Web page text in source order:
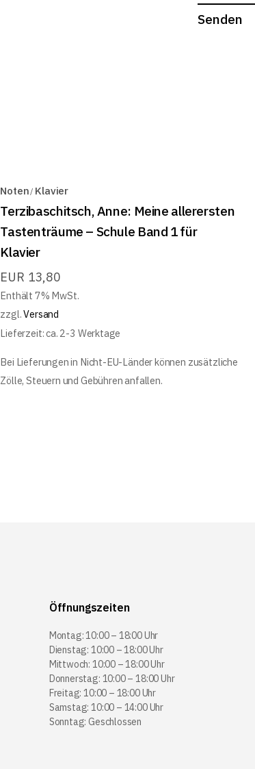
Senden
Noten Klavier
Terzibaschitsch, Anne: Meine allerersten
Tastenträume – Schule Band 1 für
Klavier
EUR 13,80
Enthält 7% MwSt.
zzgl.Versand
Lieferzeit: ca. 2-3 Werktage
Bei Lieferungen in Nicht-EU-Länder können zusätzliche
Zölle, Steuern und Gebühren anfallen.
Öffnungszeiten
Montag: 10:00 – 18:00 Uhr
Dienstag: 10:00 – 18:00 Uhr
Mittwoch: 10:00 – 18:00 Uhr
Donnerstag: 10:00 – 18:00 Uhr
Freitag: 10:00 – 18:00 Uhr
Samstag: 10:00 – 14:00 Uhr
Sonntag: Geschlossen